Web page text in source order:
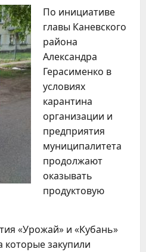
По инициативе
главы Каневского
района
Александра
Герасименко в
условиях
карантина
организации и
предприятия
муниципалитета
продолжают
оказывать
продуктовую
«Урожай» и «Кубань»
которые закупили